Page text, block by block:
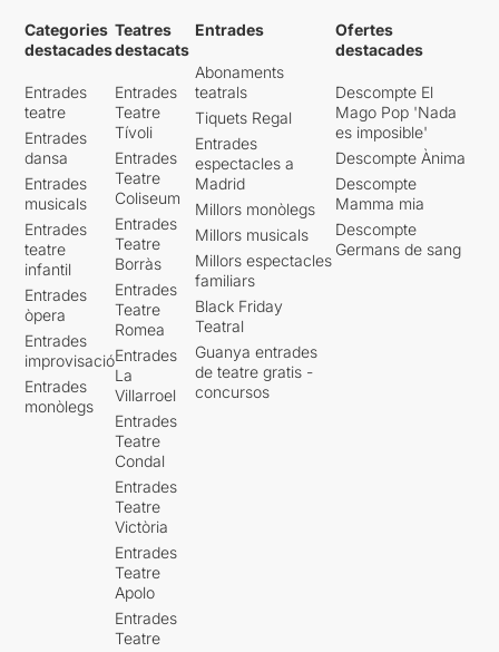
Categories
destacades
Entrades
teatre
Entrades
dansa
Entrades
musicals
Entrades
teatre
infantil
Entrades
òpera
Entrades
improvisació
Entrades
monòlegs
Teatres
destacats
Entrades
Teatre
Tívoli
Entrades
Teatre
Coliseum
Entrades
Teatre
Borràs
Entrades
Teatre
Romea
Entrades
La
Villarroel
Entrades
Teatre
Condal
Entrades
Teatre
Victòria
Entrades
Teatre
Apolo
Entrades
Teatre
Entrades
Abonaments
teatrals
Tiquets Regal
Entrades
espectacles a
Madrid
Millors monòlegs
Millors musicals
Millors espectacles
familiars
Black Friday
Teatral
Guanya entrades
de teatre gratis -
concursos
Ofertes
destacades
Descompte El
Mago Pop 'Nada
es imposible'
Descompte Ànima
Descompte
Mamma mia
Descompte
Germans de sang